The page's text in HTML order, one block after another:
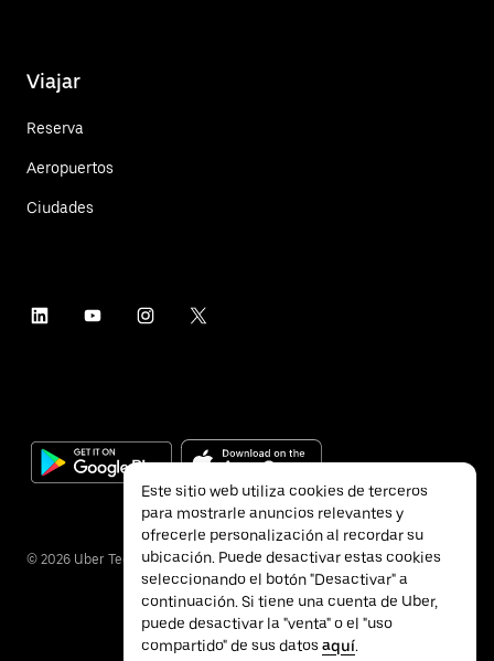
Viajar
Reserva
Aeropuertos
Ciudades
© 2026 Uber Technologies Inc.
Este sitio web utiliza cookies de terceros
para mostrarle anuncios relevantes y
ofrecerle personalización al recordar su
ubicación. Puede desactivar estas cookies
seleccionando el botón "Desactivar" a
continuación. Si tiene una cuenta de Uber,
puede desactivar la "venta" o el "uso
compartido" de sus datos aquí.